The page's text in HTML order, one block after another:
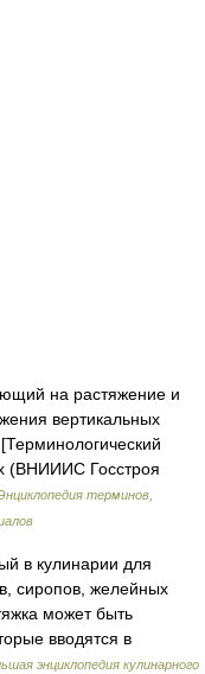
на растяжение и
вертикальных
(ВНИИИС Госстроя
терминов,
кулинарии для
сиропов, желейных
может быть
вводятся в
энциклопедия кулинарного